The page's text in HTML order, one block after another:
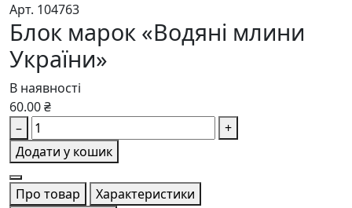
Арт. 104763
Блок марок «Водяні млини
України»
В наявності
60.00 ₴
–
+
Додати у кошик
Про товар
Характеристики